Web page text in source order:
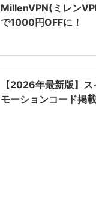
MillenVPN(ミレン
で1000円OFFに！
【2026年最新版】
モーションコード掲載